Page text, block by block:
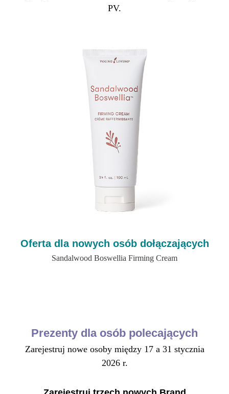
PV.
Oferta dla nowych osób dołączających
Sandalwood Boswellia Firming Cream
Prezenty dla osób polecających
Zarejestruj nowe osoby między 17 a 31 stycznia
2026 r.